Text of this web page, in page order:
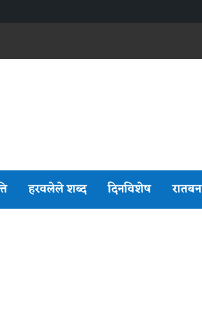
हरवलेले शब्द दिनविशेष रातबन